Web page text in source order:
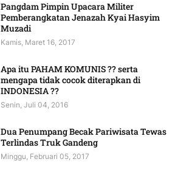
Pangdam Pimpin Upacara Militer
Pemberangkatan Jenazah Kyai Hasyim
Muzadi
Kamis, Maret 16, 2017
Apa itu PAHAM KOMUNIS ?? serta
mengapa tidak cocok diterapkan di
INDONESIA ??
Senin, Juli 04, 2016
Dua Penumpang Becak Pariwisata Tewas
Terlindas Truk Gandeng
Minggu, Februari 05, 2017